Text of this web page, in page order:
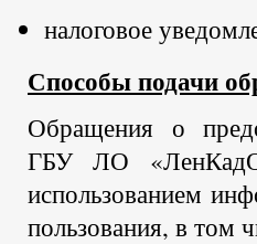
налоговое
Способы подачи
Обращения о
ГБУ ЛО
использованием
пользования, в том